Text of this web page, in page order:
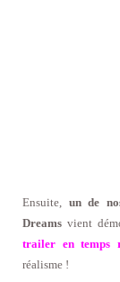
Ensuite, un de
Dreams vient
trailer en temps
réalisme !